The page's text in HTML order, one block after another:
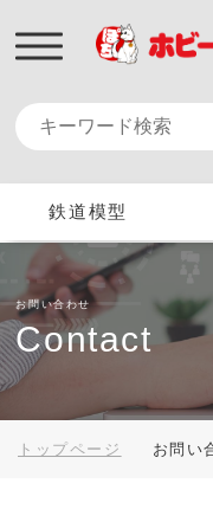
鉄道模型
お問い合わせ
Contact
トップページ お問い